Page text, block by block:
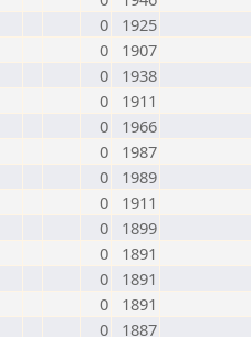
0
1925
0
1907
0
1938
0
1911
0
1966
0
1987
0
1989
0
1911
0
1899
0
1891
0
1891
0
1891
0
1887